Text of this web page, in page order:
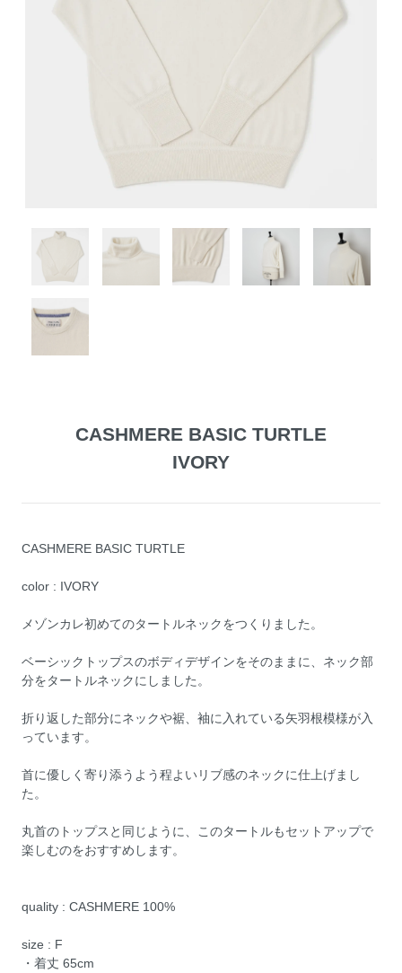
CASHMERE BASIC TURTLE
IVORY
CASHMERE BASIC TURTLE
color : IVORY
メゾンカレ初めてのタートルネックをつくりました。
ベーシックトップスのボディデザインをそのままに、ネック部
分をタートルネックにしました。
折り返した部分にネックや裾、袖に入れている矢羽根模様が入
っています。
首に優しく寄り添うよう程よいリブ感のネックに仕上げまし
た。
丸首のトップスと同じように、このタートルもセットアップで
楽しむのをおすすめします。
quality : CASHMERE 100%
size : F
・着丈 65cm